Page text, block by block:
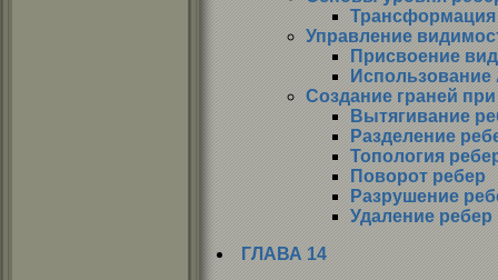
Трансформация
Управление
Присвоение
Использование
Создание граней
Вытягивание
Разделение
Топология
Поворот ребер
Разрушение
Удаление ребер
ГЛАВА 14